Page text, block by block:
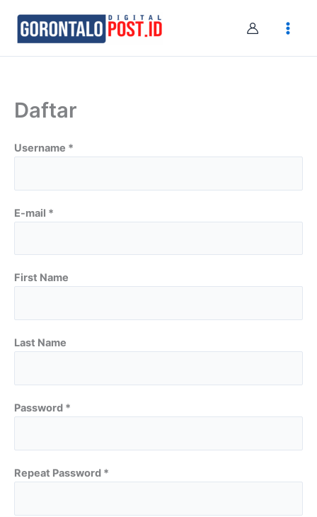
content
Daftar
Username *
E-mail *
First Name
Last Name
Password *
Repeat Password *